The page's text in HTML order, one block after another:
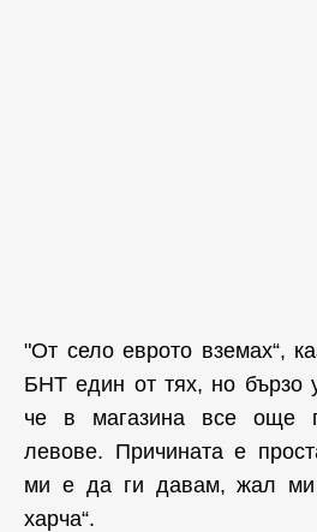
"От село еврото вземах“,
БНТ един от тях, но бързо
че в магазина все още
левове. Причината е
ми е да ги давам, жал
харча“.